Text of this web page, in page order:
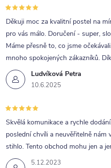
p
r
v
k
y
v
p
i
s
u
Ludvíková Petra
10.6.2025
Děkuji moc za kvalitní postel na
pro vás málo. Doručení - super,
Máme přesně to, co jsme
mnoho spokojených zákazníků.
5.12.2023
Skvělá komunikace a rychle
poslední chvíli a neuvěřitelně nám
stihlo. Tento obchod mohu jen a